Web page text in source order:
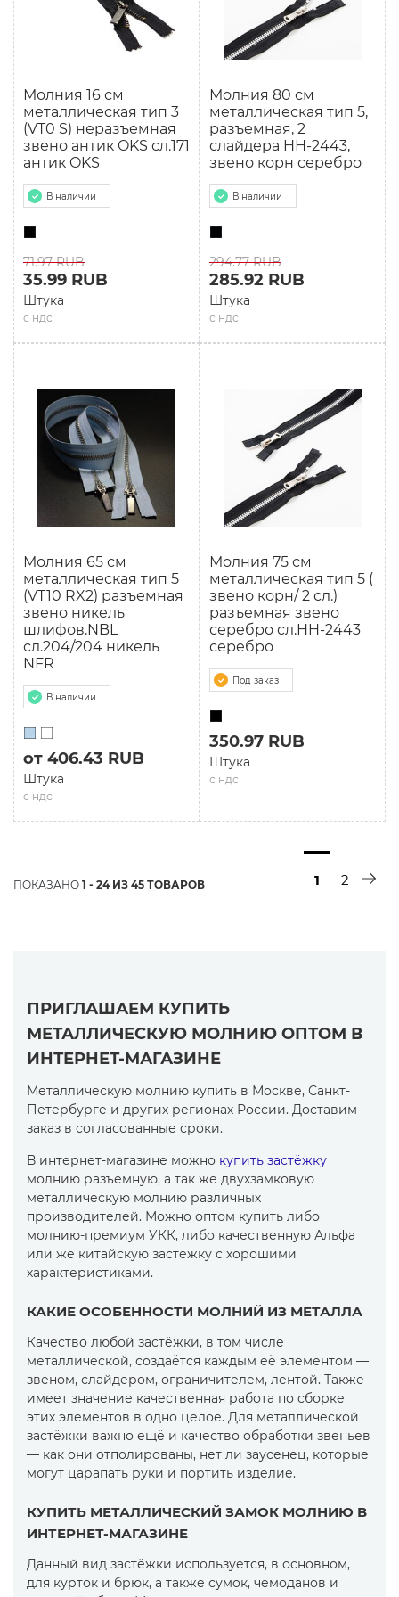
Молния 16 см
мeталлическая тип 3
(VT0 S) неразъемная
звено антик OKS сл.171
антик OKS
В наличии
71.97 RUB
с ндс
35.99 RUB
Штука
Молния 80 см
мeталлическая тип 5,
разъемная, 2
слайдера HH-2443,
звено корн серебро
В наличии
294.77 RUB
с ндс
285.92 RUB
Штука
Молния 65 см
мeталлическая тип 5
(VT10 RX2) разъемная
звено никель
шлифов.NBL
сл.204/204 никель
NFR
В наличии
с ндс
от 406.43 RUB
Штука
Молния 75 см
мeталлическая тип 5 (
звено корн/ 2 сл.)
разъемная звено
серебро сл.HH-2443
серебро
Под заказ
с ндс
350.97 RUB
Штука
ПОКАЗАНО 1 - 24 ИЗ 45 ТОВАРОВ 1 2
ПРИГЛАШАЕМ КУПИТЬ
МЕТАЛЛИЧЕСКУЮ МОЛНИЮ ОПТОМ В
ИНТЕРНЕТ-МАГАЗИНЕ
Металлическую молнию купить в Москве, Санкт-
Петербурге и других регионах России. Доставим
заказ в согласованные сроки.
В интернет-магазине можно купить застёжку
молнию разъемную, а так же двухзамковую
металлическую молнию различных
производителей. Можно оптом купить либо
молнию-премиум УКК, либо качественную Альфа
или же китайскую застёжку с хорошими
характеристиками.
КАКИЕ ОСОБЕННОСТИ МОЛНИЙ ИЗ МЕТАЛЛА
Качество любой застёжки, в том числе
металлической, создаётся каждым её элементом —
звеном, слайдером, ограничителем, лентой. Также
имеет значение качественная работа по сборке
этих элементов в одно целое. Для металлической
застёжки важно ещё и качество обработки звеньев
— как они отполированы, нет ли заусенец, которые
могут царапать руки и портить изделие.
КУПИТЬ МЕТАЛЛИЧЕСКИЙ ЗАМОК МОЛНИЮ В
ИНТЕРНЕТ-МАГАЗИНЕ
Данный вид застёжки используется, в основном,
для курток и брюк, а также сумок, чемоданов и